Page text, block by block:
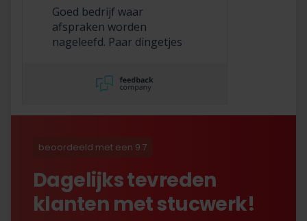
Goed bedrijf waar
afspraken worden
nageleefd. Paar dingetjes
korting gekregen. Duurde
lang eer ik de sleutel
met excuses , maar na
is alles toch na
beoordeeld met een 9.7
Dagelijks tevreden
klanten met stucwerk!